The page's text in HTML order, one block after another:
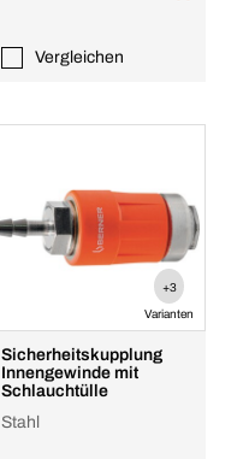
Vergleichen
+3
Varianten
Sicherheitskupplung
Innengewinde mit
Schlauchtülle
Stahl